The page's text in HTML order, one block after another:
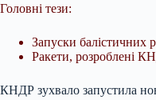
Головні тези:
Запуски балістичних
Ракети, розроблені
КНДР зухвало запустила